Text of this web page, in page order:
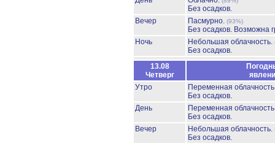
Без осадков.
Вечер
Пасмурно. (93%)
Без осадков. Возможна
Ночь
Небольшая облачность.
Без осадков.
13.08
Четверг
Утро
Переменная
Без осадков.
День
Переменная
Без осадков.
Вечер
Небольшая облачность.
Без осадков.